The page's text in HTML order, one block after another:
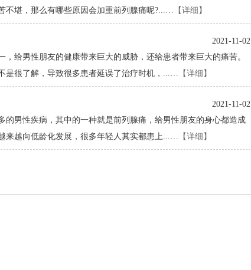
不堪，那么有哪些原因会加重前列腺痛呢?...… 【详细】
2021-11-02
给男性朋友的健康带来巨大的威胁，还给患者带来巨大的痛苦。
是很了解，导致很多患者延误了治疗时机，...… 【详细】
2021-11-02
男性疾病，其中的一种就是前列腺痛，给男性朋友的身心都造成
来越向低龄化发展，很多年轻人其实都患上...… 【详细】